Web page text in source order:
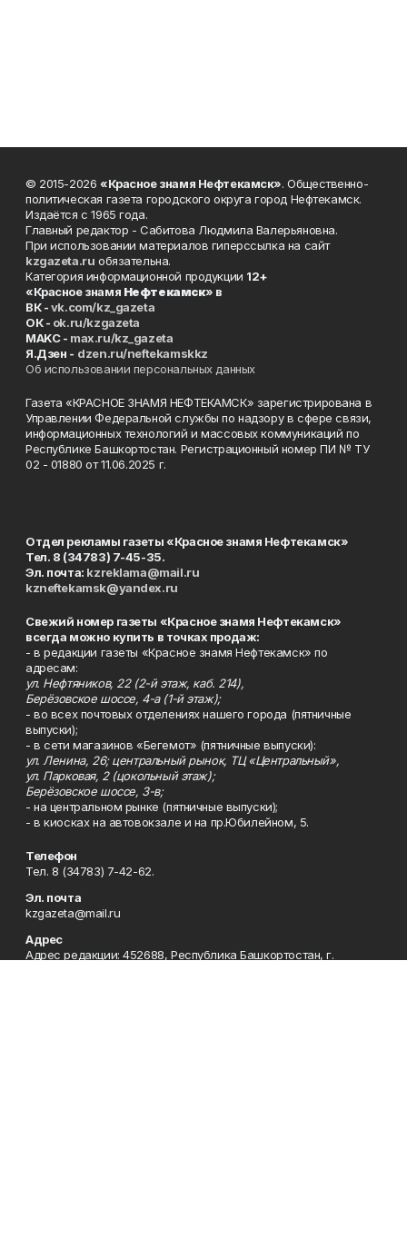
© 2015-2026 «Красное знамя Нефтекамск». Общественно-
политическая газета городского округа город Нефтекамск.
Издаётся с 1965 года.
Главный редактор - Сабитова Людмила Валерьяновна.
При использовании материалов гиперссылка на сайт
kzgazeta.ru обязательна.
Категория информационной продукции 12+
«Красное знамя Нефтекамск» в
ВК -vk.com/kz_gazeta
ОК - ok.ru/kzgazeta
MAKC - max.ru/kz_gazeta
Я.Дзен - dzen.ru/neftekamskkz
Об использовании персональных данных
Газета «КРАСНОЕ ЗНАМЯ НЕФТЕКАМСК» зарегистрирована в
Управлении Федеральной службы по надзору в сфере связи,
информационных технологий и массовых коммуникаций по
Республике Башкортостан. Регистрационный номер ПИ № ТУ
02 - 01880 от 11.06.2025 г.
Отдел рекламы газеты «Красное знамя Нефтекамск»
Тел. 8 (34783) 7-45-35.
Эл. почта: kzreklama@mail.ru
kzneftekamsk@yandex.ru
Свежий номер газеты «Красное знамя Нефтекамск»
всегда можно купить в точках продаж:
- в редакции газеты «Красное знамя Нефтекамск» по
адресам:
ул. Нефтяников, 22 (2-й этаж, каб. 214),
Берёзовское шоссе, 4-а (1-й этаж);
- во всех почтовых отделениях нашего города (пятничные
выпуски);
- в сети магазинов «Бегемот» (пятничные выпуски):
ул. Ленина, 26; центральный рынок, ТЦ «Центральный»,
ул. Парковая, 2 (цокольный этаж);
Берёзовское шоссе, 3-в;
- на центральном рынке (пятничные выпуски);
- в киосках на автовокзале и на пр.Юбилейном, 5.
Телефон
Тел. 8 (34783) 7-42-62.
Эл. почта
kzgazeta@mail.ru
Адрес
Адрес редакции: 452688, Республика Башкортостан, г.